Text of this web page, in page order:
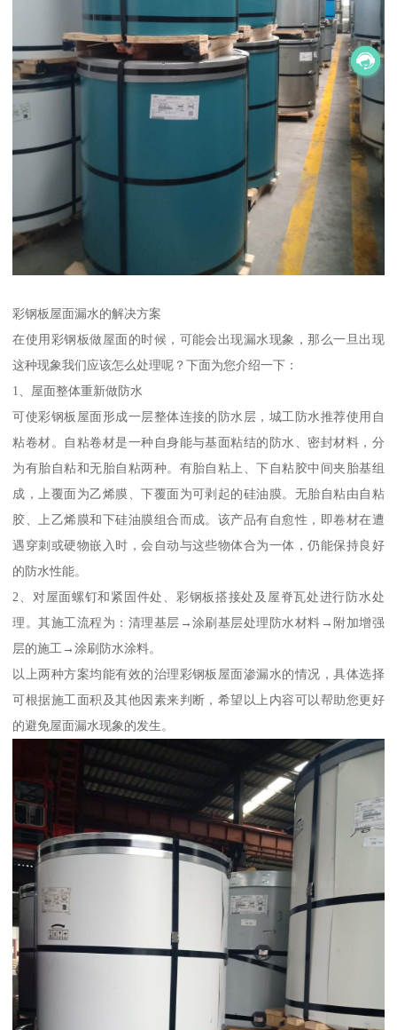
彩钢板屋面漏水的解决方案
在使用彩钢板做屋面的时候，可能会出现漏水现象，那么一旦出现
这种现象我们应该怎么处理呢？下面为您介绍一下：
1、屋面整体重新做防水
可使彩钢板屋面形成一层整体连接的防水层，城工防水推荐使用自
粘卷材。自粘卷材是一种自身能与基面粘结的防水、密封材料，分
为有胎自粘和无胎自粘两种。有胎自粘上、下自粘胶中间夹胎基组
成，上覆面为乙烯膜、下覆面为可剥起的硅油膜。无胎自粘由自粘
胶、上乙烯膜和下硅油膜组合而成。该产品有自愈性，即卷材在遭
遇穿刺或硬物嵌入时，会自动与这些物体合为一体，仍能保持良好
的防水性能。
2、对屋面螺钉和紧固件处、彩钢板搭接处及屋脊瓦处进行防水处
理。其施工流程为：清理基层→涂刷基层处理防水材料→附加增强
层的施工→涂刷防水涂料。
以上两种方案均能有效的治理彩钢板屋面渗漏水的情况，具体选择
可根据施工面积及其他因素来判断，希望以上内容可以帮助您更好
的避免屋面漏水现象的发生。